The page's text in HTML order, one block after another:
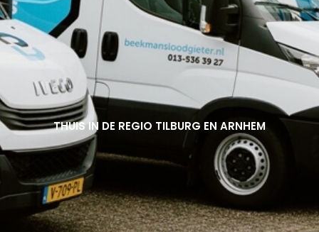
THUIS IN DE REGIO TILBURG EN ARNHEM
THUIS IN DE REGIO TILBURG EN ARNHEM
THUIS IN DE REGIO TILBURG EN ARNHEM